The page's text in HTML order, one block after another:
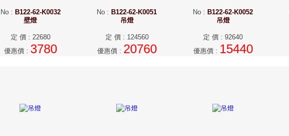
No: B122-62-K0032
壁燈
定 價: 22680
優惠價: 3780
No : B122-62-K0051
吊燈
定 價: 124560
優惠價: 20760
No : B122-62-K0052
吊燈
定 價 : 92640
優惠價: 15440